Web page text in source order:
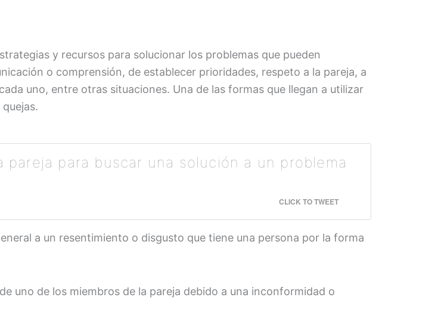
y recursos para solucionar los problemas que pueden
o comprensión, de establecer prioridades, respeto a la pareja, a
uno, entre otras situaciones. Una de las formas que llegan a utilizar
para buscar una solución a un problema
CLICK TO TWEET
a un resentimiento o disgusto que tiene una persona por la forma
uno de los miembros de la pareja debido a una inconformidad o